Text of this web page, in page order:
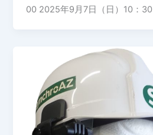
00 2025年9月7日（日）10：